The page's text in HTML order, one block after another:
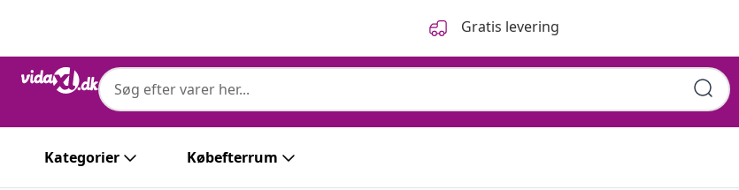
Gratis levering
Kategorier Købefterrum